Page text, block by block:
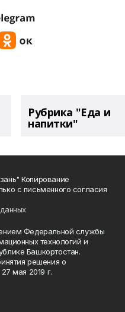
Рубрика "Еда и
напитки"
Копирование
с письменного согласия
Федеральной службы
технологий и
Башкортостан.
решения о
мая 2019 г.